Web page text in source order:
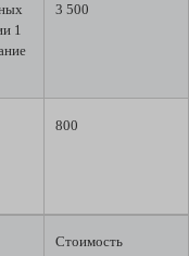
1
3 500
800
Стоимость